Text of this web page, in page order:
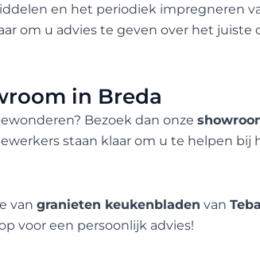
en het periodiek impregneren
om u advies te geven over het
in Breda
Bezoek dan onze
staan klaar om u te helpen bij
van granieten keukenbladen van
voor een persoonlijk advies!